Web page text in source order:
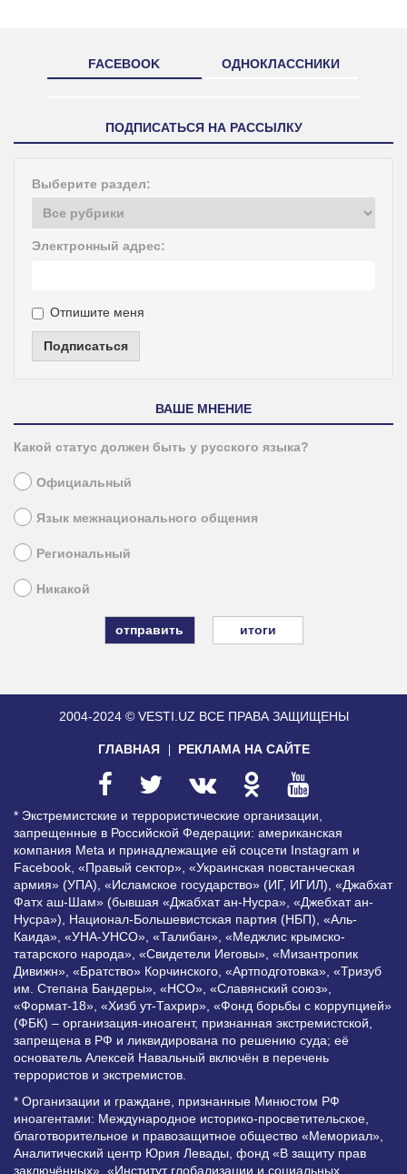
FACEBOOK ОДНОКЛАССНИКИ
ПОДПИСАТЬСЯ НА РАССЫЛКУ
Выберите раздел:
Электронный адрес:
Отпишите меня
Подписаться
ВАШЕ МНЕНИЕ
Какой статус должен быть у русского языка?
Официальный
Язык межнационального общения
Региональный
Никакой
итоги
2004-2024 © VESTI.UZ ВСЕ ПРАВА ЗАЩИЩЕНЫ
ГЛАВНАЯ РЕКЛАМА НА САЙТЕ
* Экстремистские и террористические организации,
запрещенные в Российской Федерации: американская
компания Meta и принадлежащие ей соцсети Instagram и
Facebook, «Правый сектор», «Украинская повстанческая
армия» (УПА), «Исламское государство» (ИГ, ИГИЛ), «Джабхат
Фатх аш-Шам» (бывшая «Джабхат ан-Нусра», «Джебхат ан-
Нусра»), Национал-Большевистская партия (НБП), «Аль-
Каида», «УНА-УНСО», «Талибан», «Меджлис крымско-
татарского народа», «Свидетели Иеговы», «Мизантропик
Дивижн», «Братство» Корчинского, «Артподготовка», «Тризуб
им. Степана Бандеры», «НСО», «Славянский союз»,
«Формат-18», «Хизб ут-Тахрир», «Фонд борьбы с коррупцией»
(ФБК) – организация-иноагент, признанная экстремистской,
запрещена в РФ и ликвидирована по решению суда; её
основатель Алексей Навальный включён в перечень
террористов и экстремистов.
* Организации и граждане, признанные Минюстом РФ
иноагентами: Международное историко-просветительское,
благотворительное и правозащитное общество «Мемориал»,
Аналитический центр Юрия Левады, фонд «В защиту прав
заключённых», «Институт глобализации и социальных